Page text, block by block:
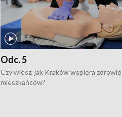
Odc. 5
Czy wiesz, jak Kraków wspiera zdrowie
mieszkańców?